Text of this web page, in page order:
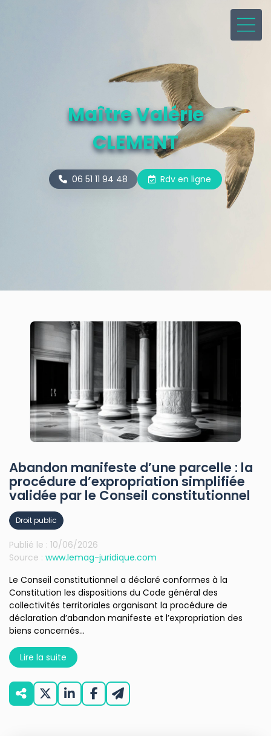
Maître Valérie
CLEMENT
06 51 11 94 48 Rdv en ligne
Abandon manifeste d’une parcelle : la
procédure d’expropriation simplifiée
validée par le Conseil constitutionnel
Publié le : 10/06/2026
Droit public
Source : www.lemag-juridique.com
Le Conseil constitutionnel a déclaré conformes à la
Constitution les dispositions du Code général des
collectivités territoriales organisant la procédure de
déclaration d’abandon manifeste et l’expropriation des
biens concernés...
Lire la suite